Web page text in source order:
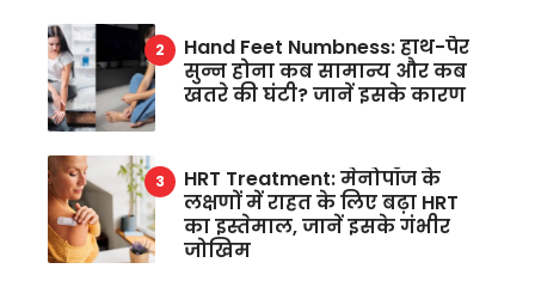
Hand Feet Numbness: हाथ-पैर
सुन्न होना कब सामान्य और कब
खतरे की घंटी? जानें इसके कारण
HRT Treatment: मेनोपॉज के
लक्षणों में राहत के लिए बढ़ा HRT
का इस्तेमाल, जानें इसके गंभीर
जोखिम